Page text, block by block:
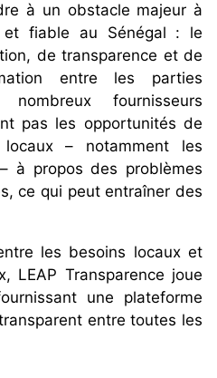
à un obstacle majeur à
et fiable au Sénégal : le
de transparence et de
entre les parties
fournisseurs
pas les opportunités de
– notamment les
à propos des problèmes
ce qui peut entraîner des
les besoins locaux et
LEAP Transparence joue
une plateforme
entre toutes les